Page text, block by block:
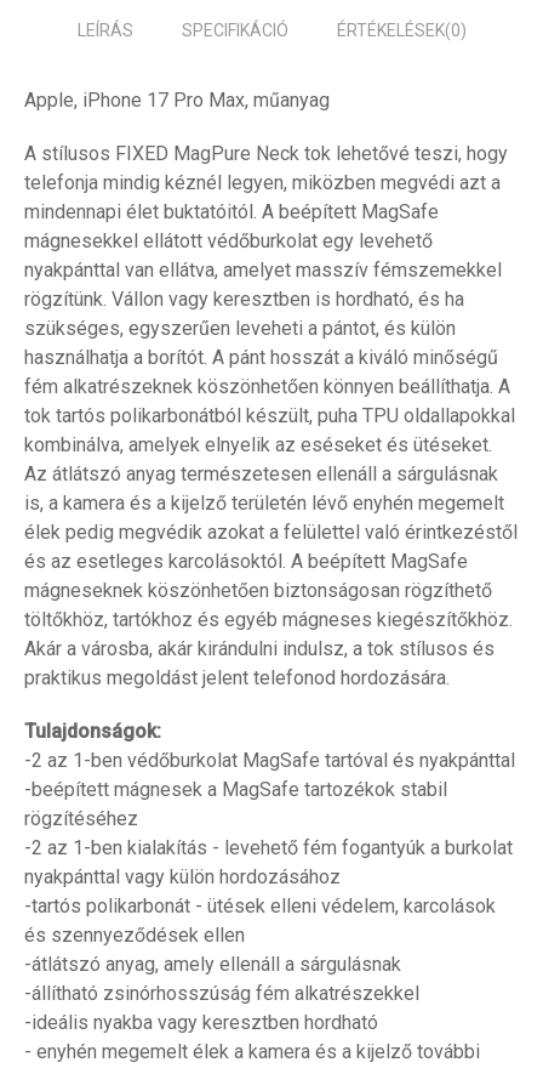
LEÍRÁS SPECIFIKÁCIÓ ÉRTÉKELÉSEK(0)
Apple, iPhone 17 Pro Max, műanyag
A stílusos FIXED MagPure Neck tok lehetővé teszi, hogy
telefonja mindig kéznél legyen, miközben megvédi azt a
mindennapi élet buktatóitól. A beépített MagSafe
mágnesekkel ellátott védőburkolat egy levehető
nyakpánttal van ellátva, amelyet masszív fémszemekkel
rögzítünk. Vállon vagy keresztben is hordható, és ha
szükséges, egyszerűen leveheti a pántot, és külön
használhatja a borítót. A pánt hosszát a kiváló minőségű
fém alkatrészeknek köszönhetően könnyen beállíthatja. A
tok tartós polikarbonátból készült, puha TPU oldallapokkal
kombinálva, amelyek elnyelik az eséseket és ütéseket.
Az átlátszó anyag természetesen ellenáll a sárgulásnak
is, a kamera és a kijelző területén lévő enyhén megemelt
élek pedig megvédik azokat a felülettel való érintkezéstől
és az esetleges karcolásoktól. A beépített MagSafe
mágneseknek köszönhetően biztonságosan rögzíthető
töltőkhöz, tartókhoz és egyéb mágneses kiegészítőkhöz.
Akár a városba, akár kirándulni indulsz, a tok stílusos és
praktikus megoldást jelent telefonod hordozására.
Tulajdonságok:
-2 az 1-ben védőburkolat MagSafe tartóval és nyakpánttal
-beépített mágnesek a MagSafe tartozékok stabil
rögzítéséhez
-2 az 1-ben kialakítás - levehető fém fogantyúk a burkolat
nyakpánttal vagy külön hordozásához
-tartós polikarbonát - ütések elleni védelem, karcolások
és szennyeződések ellen
-átlátszó anyag, amely ellenáll a sárgulásnak
-állítható zsinórhosszúság fém alkatrészekkel
-ideális nyakba vagy keresztben hordható
- enyhén megemelt élek a kamera és a kijelző további